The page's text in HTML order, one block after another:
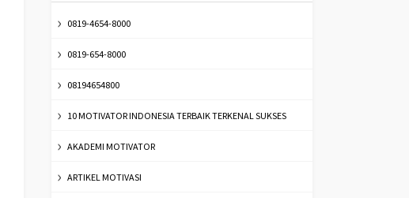
0819-4654-8000
0819-654-8000
08194654800
10 MOTIVATOR INDONESIA TERBAIK TERKENAL SUKSES
AKADEMI MOTIVATOR
ARTIKEL MOTIVASI